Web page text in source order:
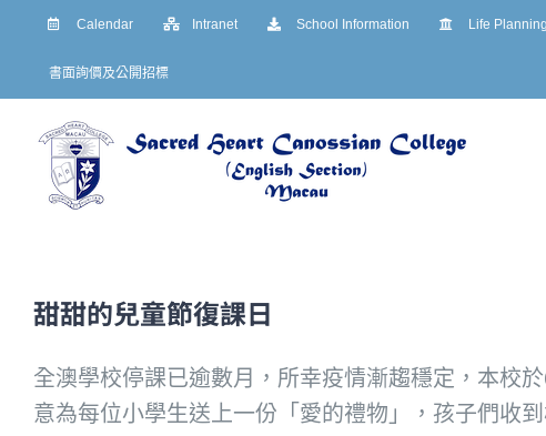
Calendar Intranet School Information Life Planning
書面詢價及公開招標
甜甜的兒童節復課日
全澳學校停課已逾數月，所幸疫情漸趨穩定，本校
意為每位小學生送上一份「愛的禮物」，孩子們收